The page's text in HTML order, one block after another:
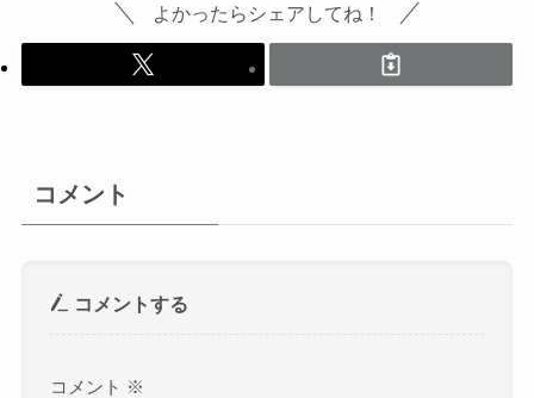
よかったらシェアしてね！
コメント
コメントする
コメント ※